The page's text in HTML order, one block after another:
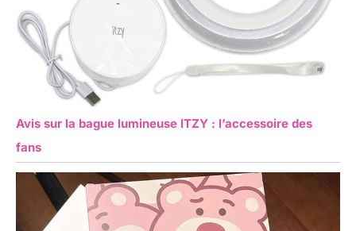
Avis sur la bague lumineuse ITZY : l’accessoire des
fans